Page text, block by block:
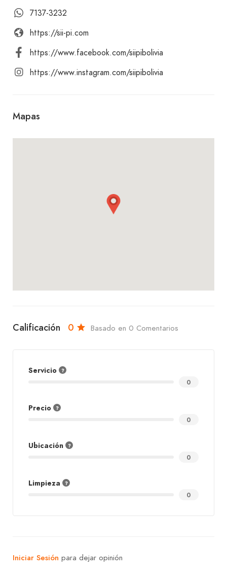
Para acompañar tus delicias, disponemos de una
infusiones, café, té, jugos Siipi, frappés Siipi y
refrescos.
nutritivo, una merienda especial o simplemente a
relajarte con una bebida refrescante, en Siipi
encontrarás un servicio excepcional, un ambiente
7137-3232
https://sii-pi.com
https://www.facebook.com/siipibolivia
https://www.instagram.com/siipibolivia
Mapas
Calificación 0 Basado en 0 Comentarios
Servicio
0
Precio
0
Ubicación
0
Limpieza
0
Iniciar Sesión para dejar opinión